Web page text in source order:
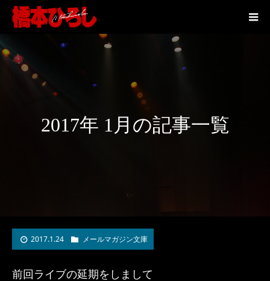
2017年 1月の記事一覧
2017.1.24 メールマガジン文庫
前回ライブの延期をしまして